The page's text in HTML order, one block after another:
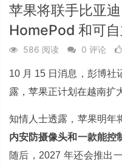
苹果将联手比亚
HomePod 和可
586 阅读 0 评论
10 月 15 日消息，彭博社
露，苹果正计划在越南扩
知情人士透露，苹果明年
内安防摄像头和一款能控
随后，2027 年还会推出